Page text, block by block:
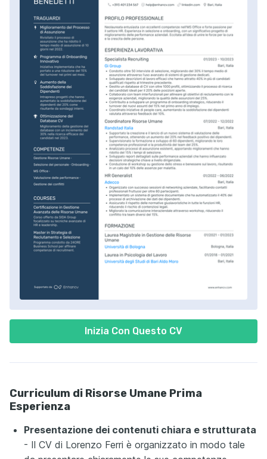
Inizia Con Questo CV
Curriculum di Risorse Umane Prima
Esperienza
Presentazione dei contenuti chiara e strutturata
- Il CV di Lorenzo Ferri è organizzato in modo tale